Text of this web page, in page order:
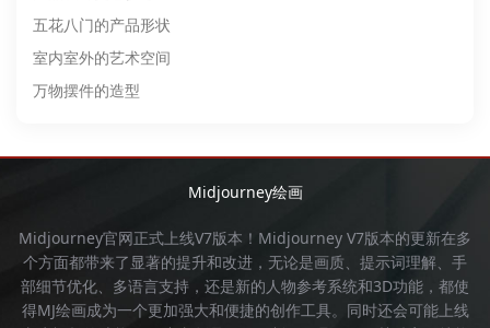
五花八门的产品形状
室内室外的艺术空间
万物摆件的造型
Midjourney绘画
Midjourney官网正式上线V7版本！ Midjourney V7版本的更新在多
个方面都带来了显著的提升和改进，无论是画质、提示词理解、手
部细节优化、多语言支持，还是新的人物参考系统和3D功能，都使
得MJ绘画成为一个更加强大和便捷的创作工具。同时还会可能上线